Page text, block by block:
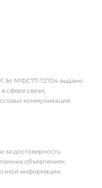
Эл №ФС77-72704 выдано
сфере связи,
коммуникаций
за достоверность
объявлениях.
информации.